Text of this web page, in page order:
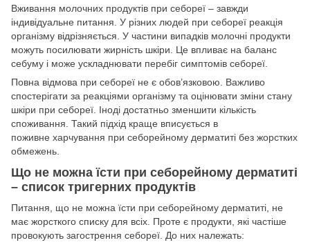
Вживання молочних продуктів при себореї – завжди
індивідуальне питання. У різних людей при себореї реакція
організму відрізняється. У частини випадків молочні продукти
можуть посилювати жирність шкіри. Це впливає на баланс
себуму і може ускладнювати перебіг симптомів себореї.
Повна відмова при себореї не є обов’язковою. Важливо
спостерігати за реакціями організму та оцінювати зміни стану
шкіри при себореї. Іноді достатньо зменшити кількість
споживання. Такий підхід краще вписується в
поживне харчування при себорейному дерматиті без жорстких
обмежень.
Що не можна їсти при себорейному дерматиті
– список тригерних продуктів
Питання, що не можна їсти при себорейному дерматиті, не
має жорсткого списку для всіх. Проте є продукти, які частіше
провокують загострення себореї. До них належать: